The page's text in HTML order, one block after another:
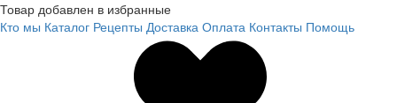
Товар добавлен в избранные
Кто мы Каталог Рецепты Доставка Оплата Контакты Помощь